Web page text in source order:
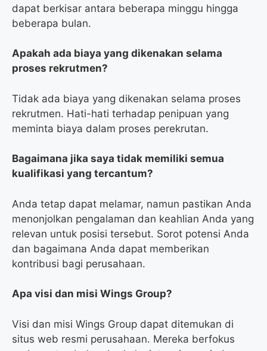
dapat berkisar antara beberapa minggu hingga
beberapa bulan.
Apakah ada biaya yang dikenakan selama
proses rekrutmen?
Tidak ada biaya yang dikenakan selama proses
rekrutmen. Hati-hati terhadap penipuan yang
meminta biaya dalam proses perekrutan.
Bagaimana jika saya tidak memiliki semua
kualifikasi yang tercantum?
Anda tetap dapat melamar, namun pastikan Anda
menonjolkan pengalaman dan keahlian Anda yang
relevan untuk posisi tersebut. Sorot potensi Anda
dan bagaimana Anda dapat memberikan
kontribusi bagi perusahaan.
Apa visi dan misi Wings Group?
Visi dan misi Wings Group dapat ditemukan di
situs web resmi perusahaan. Mereka berfokus